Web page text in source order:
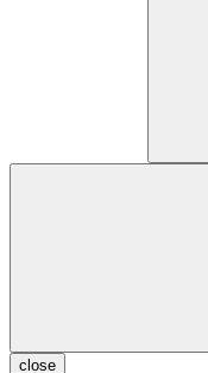
close